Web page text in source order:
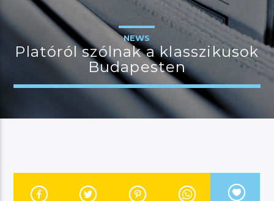
Milton Biggham : We've Come This Far by
Faith
JELENLEGI MŰSOR
MANNA HITS
NEWS
Platóról szólnak a klasszikusok
Budapesten